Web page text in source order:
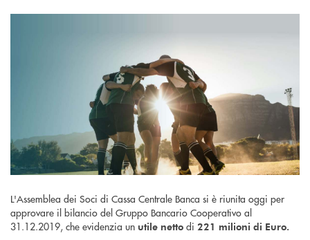
L'Assemblea dei Soci di Cassa Centrale Banca si è riunita oggi per
approvare il bilancio del Gruppo Bancario Cooperativo al
31.12.2019, che evidenzia un utile netto di 221 milioni di Euro.